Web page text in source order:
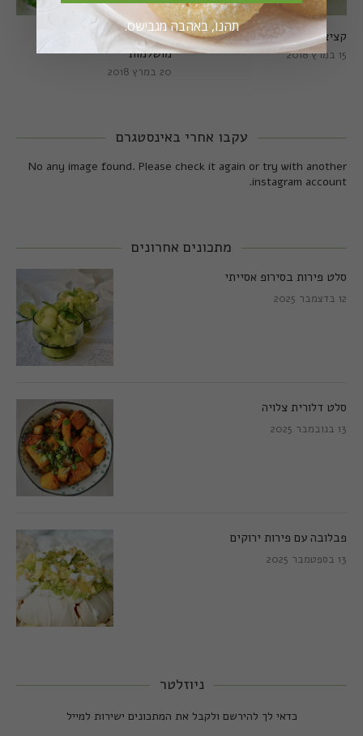
קציצות כרישה טבעוניות
מושלמות
20 במרץ 2018
קציצות כרישה מושלמות
15 במרץ 2018
עקבו אחרי באינסטגרם
No any image found. Please check it again or try with another
instagram account.
מתכונים אחרונים
סלט פירות בסירופ אסייתי
12 בדצמבר 2025
סלט דלורית צלויה
13 בנובמבר 2025
פבלובה עם פירות ירוקים
13 בספטמבר 2025
ניוזלטר
כדאי לך להירשם ולקבל את המתכונים ישירות למייל
תהנו, באהבה מגבישס.